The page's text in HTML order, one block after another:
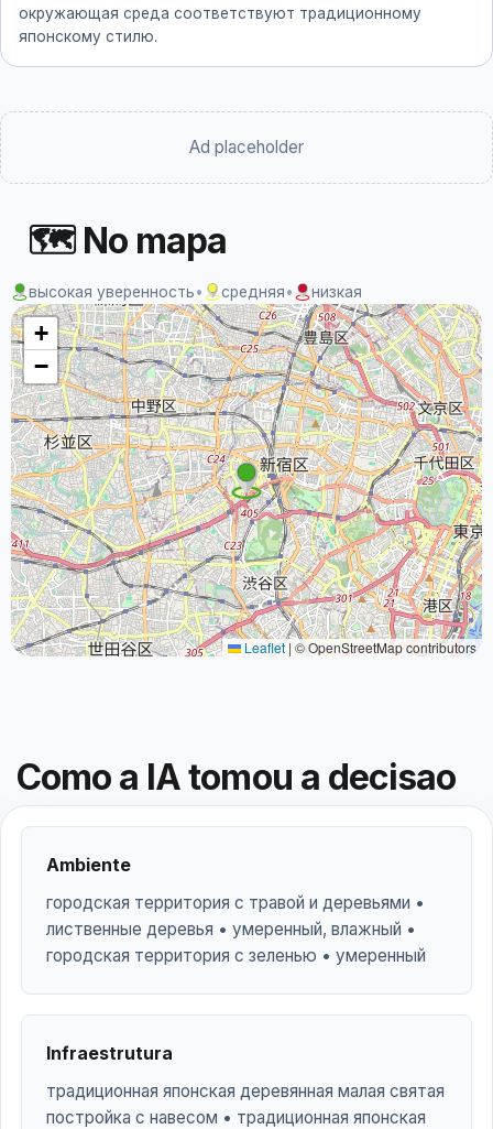
окружающая среда соответствуют традиционному
японскому стилю.
Ad placeholder
🗺 No mapa
высокая уверенность• средняя• низкая
+
−
Leaflet | © OpenStreetMap contributors
Como a IA tomou a decisao
Ambiente
городская территория с травой и деревьями •
лиственные деревья • умеренный, влажный •
городская территория с зеленью • умеренный
Infraestrutura
традиционная японская деревянная малая святая
постройка с навесом • традиционная японская